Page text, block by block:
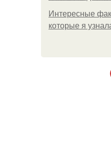
Интересные
которые я